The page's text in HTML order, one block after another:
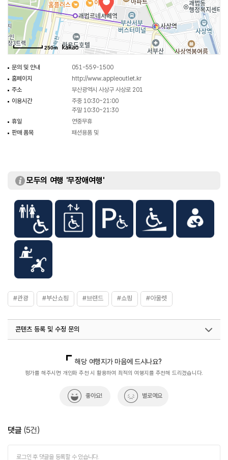
250m
문의 및 안내
051-559-1500
홈페이지
http://www.appleoutlet.kr
주소
부산광역시 사상구 사상로 201
이용시간
주중 10:30~21:00
주말 10:30~21:30
휴일
연중무휴
판매 품목
패션용품 및
모두의 여행 '무장애여행'
#관광 #부산쇼핑 #브랜드 #쇼핑 #아울렛
콘텐츠 등록 및 수정 문의
열린관광콘텐츠팀(열린관광-모두의여행)
033-738-3425
해당 여행지가 마음에 드시나요?
평가를 해주시면 개인화 추천 시 활용하여 최적의 여행지를 추천해 드리겠습니다.
좋아요! 별로예요
댓글 (5건)